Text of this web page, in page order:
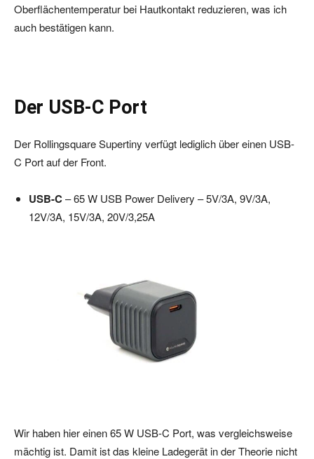
Oberflächentemperatur bei Hautkontakt reduzieren, was ich
auch bestätigen kann.
Der USB-C Port
Der Rollingsquare Supertiny verfügt lediglich über einen USB-
C Port auf der Front.
USB-C– 65 W USB Power Delivery – 5V/3A, 9V/3A,
12V/3A, 15V/3A, 20V/3,25A
Wir haben hier einen 65 W USB-C Port, was vergleichsweise
mächtig ist. Damit ist das kleine Ladegerät in der Theorie nicht